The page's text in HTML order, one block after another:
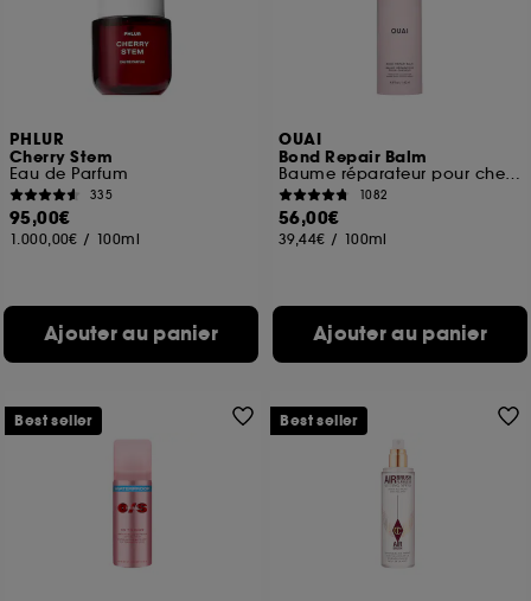
PHLUR
Cherry Stem
Eau de Parfum
335
95,00€
1.000,00€ / 100ml
Ajouter au panier
OUAI
Bond Repair Balm
Baume réparateur pour cheveux abîmés
1082
56,00€
39,44€ / 100ml
Ajouter au panier
Best seller Best seller
certaines fonctionnalités du site, tel que les
cookies d’authentification qui sont utilisés afin de
vous faire bénéficier de l’authentification
prolongée vous permettant d’accéder à votre
sans saisir à nouveau votre identifiant et mot de
passe.
A l'exception des cookies techniques, le dépôt et la
de ces cookies grâce au bouton "personnaliser mes
choix" ci-dessous ou décider de "tout accepter".
Sephora pourra associer les informations de
finalités acceptées, avec les données personnelles
collectées ou générées lors de votre activité en ligne
ou en magasin. Pour refuser tous les cookies, cliques
sur "continuer sans accepter". Voous pouvez à tout
moment choisir de retirer votrte consentement. Si vous
souhaitez obtenir plus d'information sur les cookies
cliquez